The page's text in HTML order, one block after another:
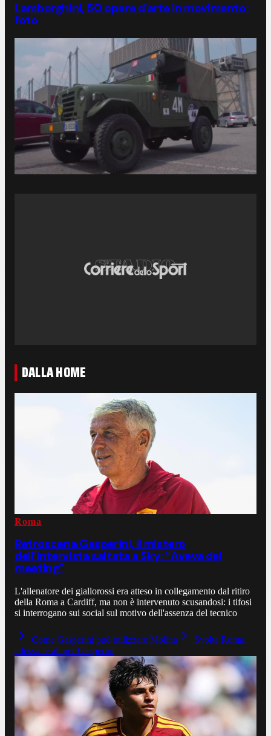
Lamborghini, 50 opere d'arte in movimento:
foto
DALLA HOME
Roma
Retroscena Gasperini, il mistero
dell’intervista saltata a Sky: “Aveva dei
meeting”
L'allenatore dei giallorossi era atteso in collegamento dal ritiro
della Roma a Cardiff, ma non è intervenuto scusandosi: i tifosi
si interrogano sui social sul motivo dell'assenza del tecnico
Come Gasperini può utilizzare Molina
Svolta Roma,
adesso le ali per Gasperini